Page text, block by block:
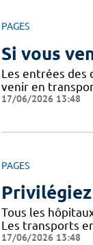
PAGES
Si vous
Les entrées des
venir en
17/06/2026 13:48
PAGES
Tous les
Les transports
17/06/2026 13:48